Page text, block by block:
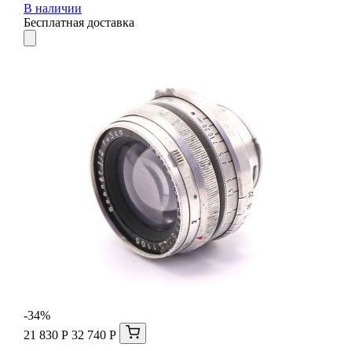
В наличии
Бесплатная доставка
-34%
21 830 Р 32 740 Р